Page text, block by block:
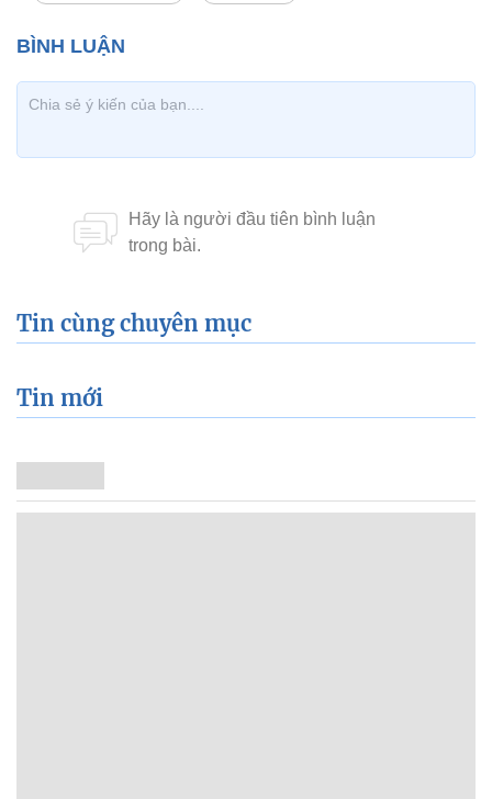
Tin cùng chuyên mục
Tin mới